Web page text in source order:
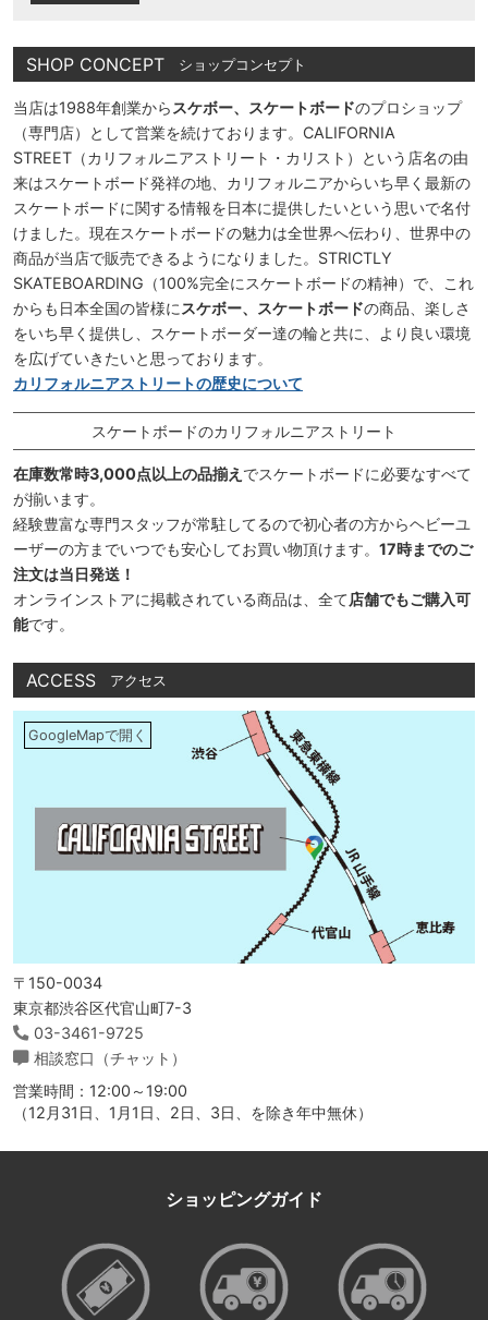
SHOP CONCEPT ショップコンセプト
当店は1988年創業から スケボー、スケートボードのプロショップ
（専門店）として営業を続けております。CALIFORNIA
STREET（カリフォルニアストリート・カリスト）という店名の由
来はスケートボード発祥の地、カリフォルニアからいち早く最新の
スケートボードに関する情報を日本に提供したいという思いで名付
けました。現在スケートボードの魅力は全世界へ伝わり、世界中の
商品が当店で販売できるようになりました。STRICTLY
SKATEBOARDING（100%完全にスケートボードの精神）で、これ
からも日本全国の皆様に スケボー、スケートボードの商品、楽しさ
をいち早く提供し、スケートボーダー達の輪と共に、より良い環境
を広げていきたいと思っております。
カリフォルニアストリートの歴史について
スケートボードのカリフォルニアストリート
在庫数常時3,000点以上の品揃え でスケートボードに必要なすべて
が揃います。
経験豊富な専門スタッフが常駐してるので初心者の方からヘビーユ
ーザーの方までいつでも安心してお買い物頂けます。 17時までのご
注文は当日発送！
オンラインストアに掲載されている商品は、全て店舗でもご購入可
能です。
ACCESS アクセス
GoogleMapで開く
〒150-0034
東京都渋谷区代官山町7-3
03-3461-9725
相談窓口（チャット）
営業時間：12:00～19:00
（12月31日、1月1日、2日、3日、を除き年中無休）
ショッピングガイド